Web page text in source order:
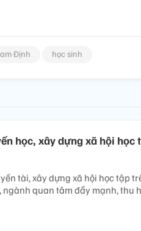
Định học sinh
học, xây dựng xã hội học
tài, xây dựng xã hội học tập
quan tâm đẩy mạnh, thu